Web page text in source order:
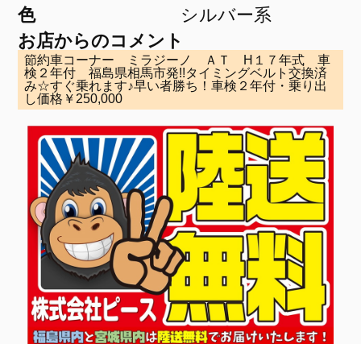
色
シルバー系
お店からのコメント
節約車コーナー ミラジーノ ＡＴ H１７年式 車
検２年付 福島県相馬市発!!タイミングベルト交換済
み☆すぐ乗れます♪早い者勝ち！車検２年付・乗り出
し価格￥250,000